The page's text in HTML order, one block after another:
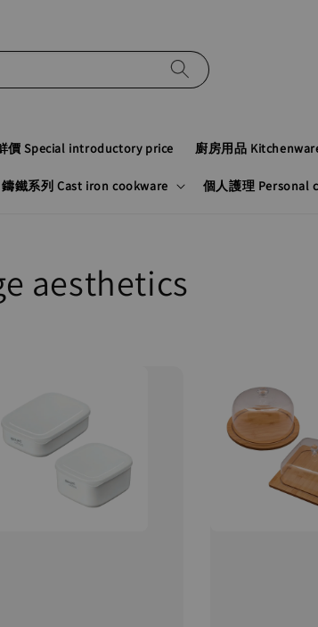
價 Special introductory price 廚房用品
鑄鐵系列 Cast iron cookware 個人護理 Personal
aesthetics